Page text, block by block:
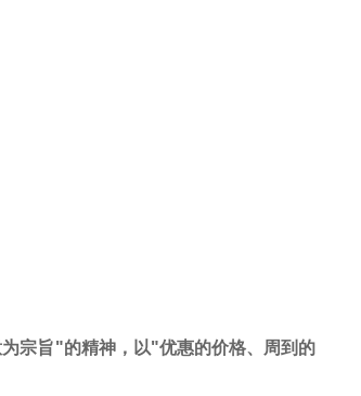
宗旨"的精神，以"优惠的价格、周到的